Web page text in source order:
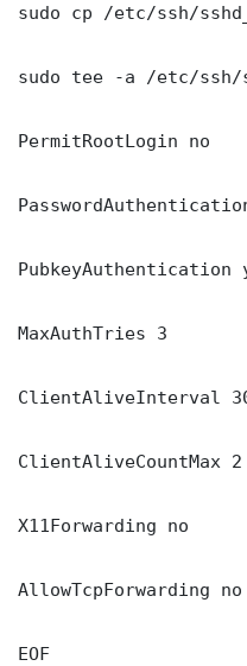
sudo cp /etc/ssh/
sudo tee -a /etc/ssh/
PermitRootLogin no
PubkeyAuthentication
MaxAuthTries 3
ClientAliveInterval
ClientAliveCountMax 2
X11Forwarding no
AllowTcpForwarding no
EOF